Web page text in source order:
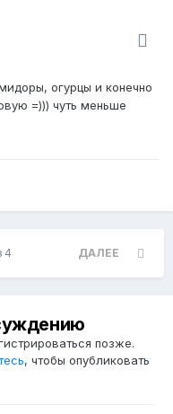
огурцы и конечно
=))) чуть меньше
ДАЛЕЕ
4
позже.
, чтобы опубликовать